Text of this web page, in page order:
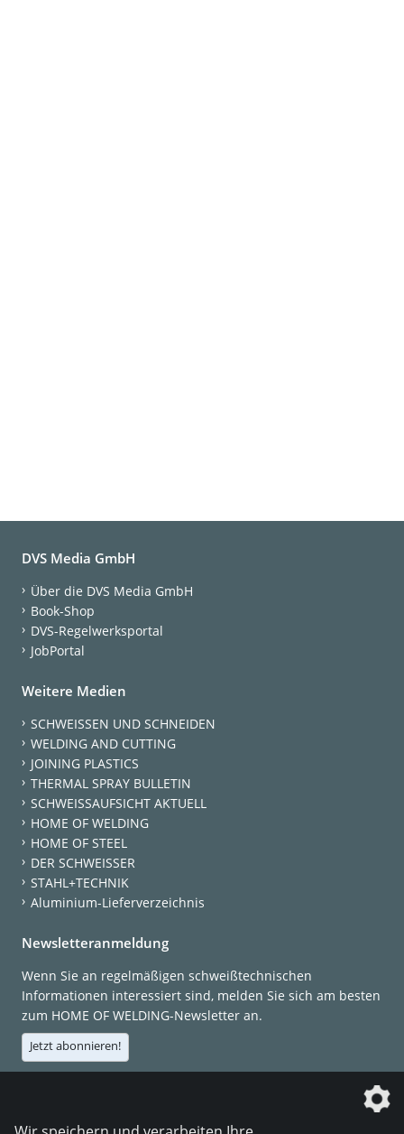
DVS Media GmbH
Über die DVS Media GmbH
Book-Shop
DVS-Regelwerksportal
JobPortal
Weitere Medien
SCHWEISSEN UND SCHNEIDEN
WELDING AND CUTTING
JOINING PLASTICS
THERMAL SPRAY BULLETIN
SCHWEISSAUFSICHT AKTUELL
HOME OF WELDING
HOME OF STEEL
DER SCHWEISSER
STAHL+TECHNIK
Aluminium-Lieferverzeichnis
Newsletteranmeldung
Wenn Sie an regelmäßigen schweißtechnischen
Informationen interessiert sind, melden Sie sich am besten
zum HOME OF WELDING-Newsletter an.
Jetzt abonnieren!